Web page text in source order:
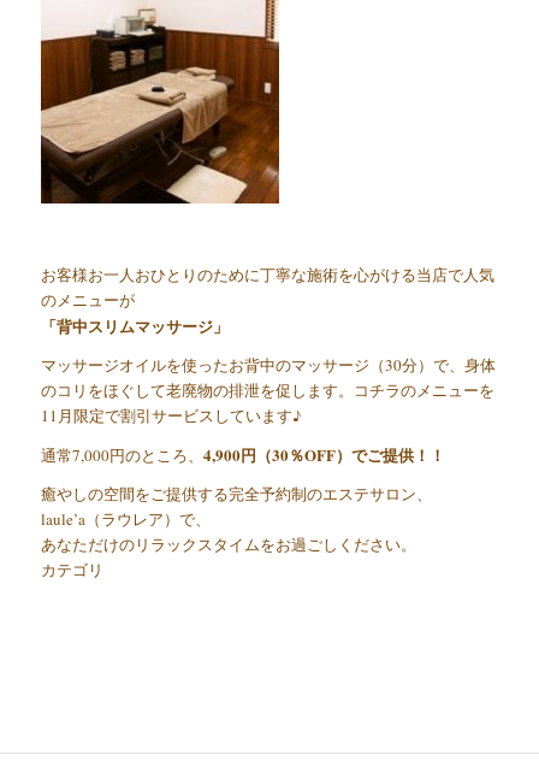
お客様お一人おひとりのために丁寧な施術を心がける当店で人気
のメニューが
「背中スリムマッサージ」
マッサージオイルを使ったお背中のマッサージ（30分）で、身体
のコリをほぐして老廃物の排泄を促します。コチラのメニューを
11月限定で割引サービスしています♪
通常7,000円のところ、 4,900円（30％OFF）でご提供！！
癒やしの空間をご提供する完全予約制のエステサロン、
laule’a（ラウレア）で、
あなただけのリラックスタイムをお過ごしください。
カテゴリ